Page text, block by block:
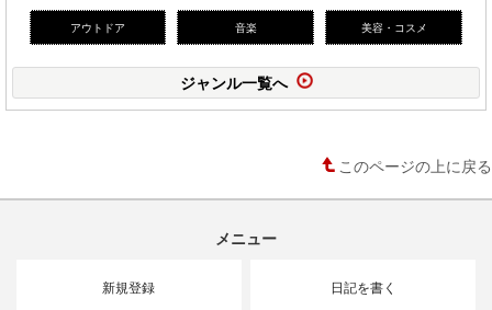
アウトドア 音楽 美容・コスメ
ジャンル一覧へ
このページの上に戻る
メニュー
新規登録 日記を書く